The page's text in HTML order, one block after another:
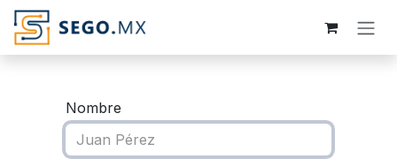
Ir al contenido
Nombre